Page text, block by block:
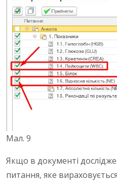
Мал. 9
Якщо в документі
питання, яке